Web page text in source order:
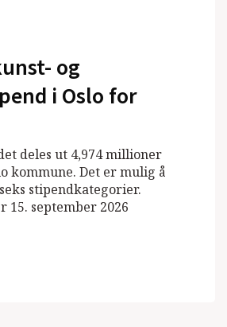
og
i Oslo for
deles ut 4,974 millioner
kommune. Det er mulig å
stipendkategorier.
15. september 2026